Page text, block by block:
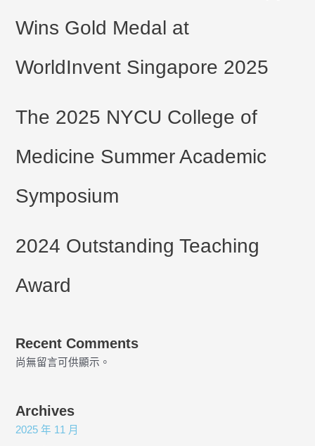
Wins Gold Medal at
WorldInvent Singapore 2025
The 2025 NYCU College of
Medicine Summer Academic
Symposium
2024 Outstanding Teaching
Award
Recent Comments
尚無留言可供顯示。
Archives
2025 年 11 月